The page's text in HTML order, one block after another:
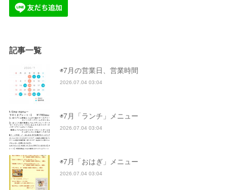
記事一覧
◉7月の営業日、営業時間
2026.07.04 03:04
◉7月「ランチ」メニュー
2026.07.04 03:04
◉7月「おはぎ」メニュー
2026.07.04 03:04